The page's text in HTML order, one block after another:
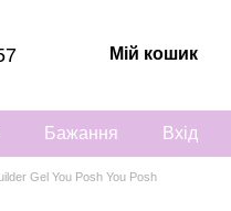
Мій кошик
Бажання Вхід
Gel You Posh You Posh